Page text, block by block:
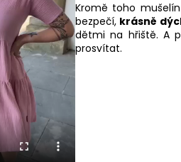
Kromě toho
bezpečí, krásně
dětmi na hřiště. A
prosvítat.